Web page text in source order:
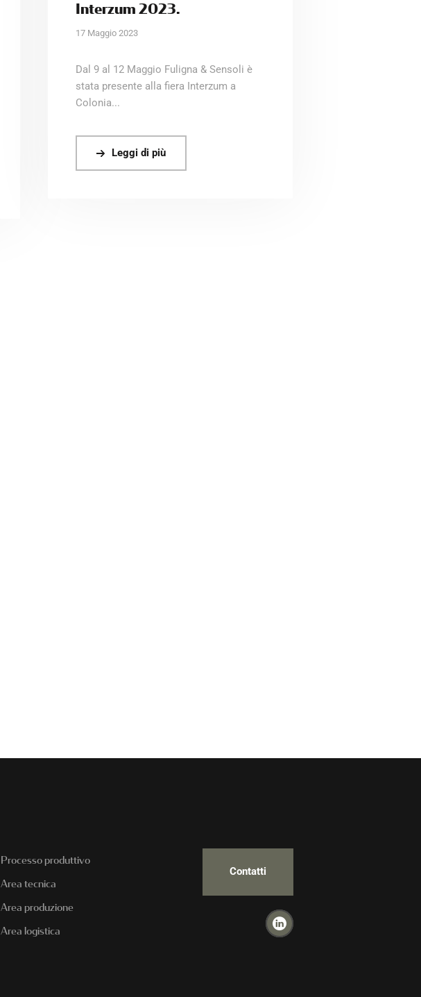
Interzum 2023.
17 Maggio 2023
Dal 9 al 12 Maggio Fuligna & Sensoli è
stata presente alla fiera Interzum a
Colonia...
Leggi di più
Processo produttivo
Area tecnica
Area produzione
Area logistica
Contatti